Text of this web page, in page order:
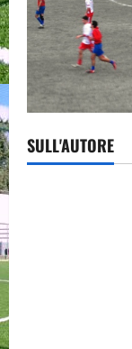
SULL'AUTORE